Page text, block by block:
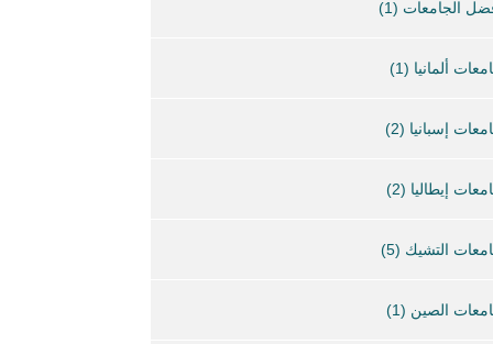
الجامعات (1)
ألمانيا (1)
إسبانيا (2)
إيطاليا (2)
التشيك (5)
الصين (1)